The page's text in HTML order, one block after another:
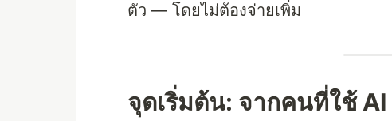
ตัว — โดยไม่ต้องจ่ายเพิ่ม
จุดเริ่มต้น: จากคนที่ใช้ AI